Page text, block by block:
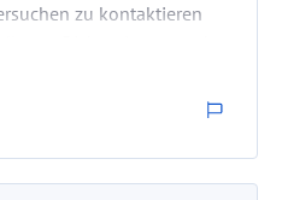
zu kontaktieren
gelang es erst nach 24
dazu zu bekommen. Am
erst nach 1,5 Std. in
sich unser gesamtes